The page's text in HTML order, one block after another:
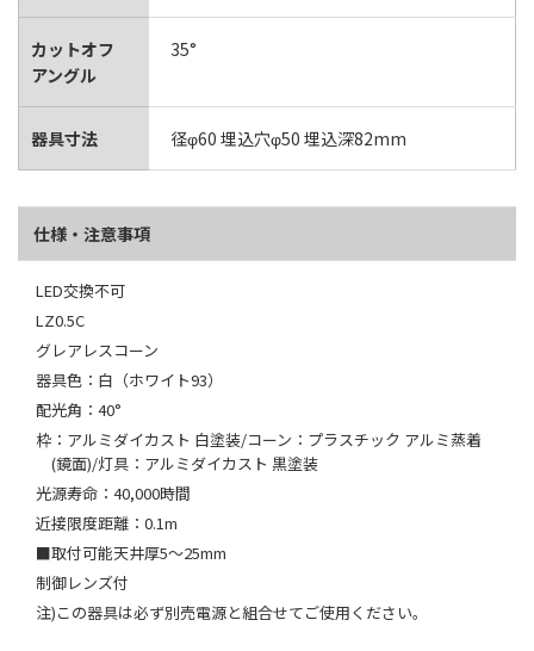
カットオフ
アングル
35°
器具寸法 径φ60 埋込穴φ50 埋込深82mm
仕様・注意事項
LED交換不可
LZ0.5C
グレアレスコーン
器具色：白（ホワイト93）
配光角：40°
枠：アルミダイカスト 白塗装/コーン：プラスチック アルミ蒸着
(鏡面)/灯具：アルミダイカスト 黒塗装
光源寿命：40,000時間
近接限度距離：0.1m
■取付可能天井厚5～25mm
制御レンズ付
注)この器具は必ず別売電源と組合せてご使用ください。